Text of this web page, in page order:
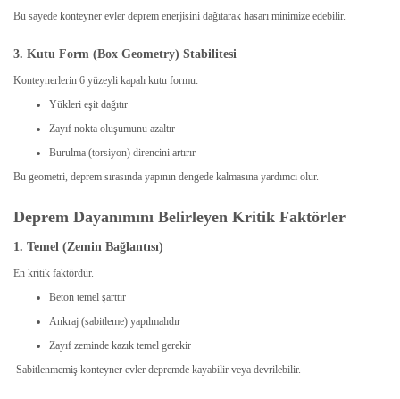
Bu sayede konteyner evler deprem enerjisini dağıtarak hasarı minimize edebilir.
3. Kutu Form (Box Geometry) Stabilitesi
Konteynerlerin 6 yüzeyli kapalı kutu formu:
Yükleri eşit dağıtır
Zayıf nokta oluşumunu azaltır
Burulma (torsiyon) direncini artırır
Bu geometri, deprem sırasında yapının dengede kalmasına yardımcı olur.
Deprem Dayanımını Belirleyen Kritik Faktörler
1. Temel (Zemin Bağlantısı)
En kritik faktördür.
Beton temel şarttır
Ankraj (sabitleme) yapılmalıdır
Zayıf zeminde kazık temel gerekir
Sabitlenmemiş konteyner evler depremde kayabilir veya devrilebilir.